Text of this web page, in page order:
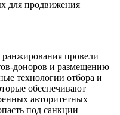
для продвижения
провели
доноров и размещению
технологии отбора и
обеспечивают
авторитетных
под санкции